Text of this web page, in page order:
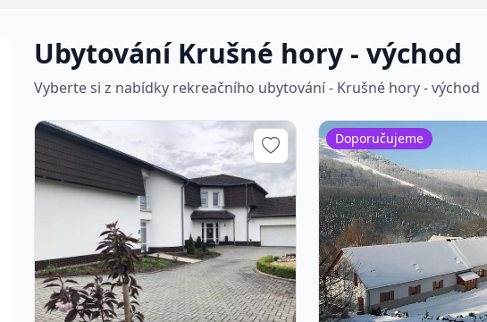
Ubytování Krušné hory - východ
Vyberte si z nabídky rekreačního ubytování - Krušné hory - východ
Doporučujeme